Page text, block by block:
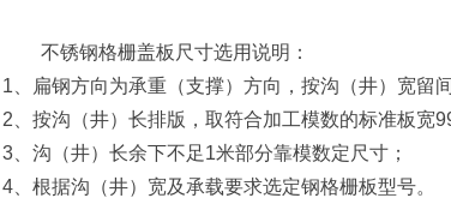
不锈钢格栅盖板尺寸选用说明：
1、扁钢方向为承重（支撑）方向，按沟（井）宽留
2、按沟（井）长排版，取符合加工模数的标准板宽
3、沟（井）长余下不足1米部分靠模数定尺寸；
4、根据沟（井）宽及承载要求选定钢格栅板型号。